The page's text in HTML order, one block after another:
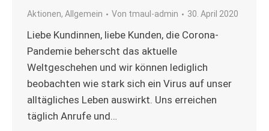
Aktionen, Allgemein Von tmaul-admin 30. April 2020
Liebe Kundinnen, liebe Kunden, die Corona-
Pandemie beherscht das aktuelle
Weltgeschehen und wir können lediglich
beobachten wie stark sich ein Virus auf unser
alltägliches Leben auswirkt. Uns erreichen
täglich Anrufe und…